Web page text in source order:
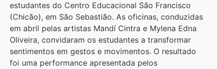
estudantes do Centro Educacional São Francisco
(Chicão), em São Sebastião. As oficinas, conduzidas
em abril pelas artistas Mandí Cintra e Mylena Edna
Oliveira, convidaram os estudantes a transformar
sentimentos em gestos e movimentos. O resultado
foi uma performance apresentada pelos